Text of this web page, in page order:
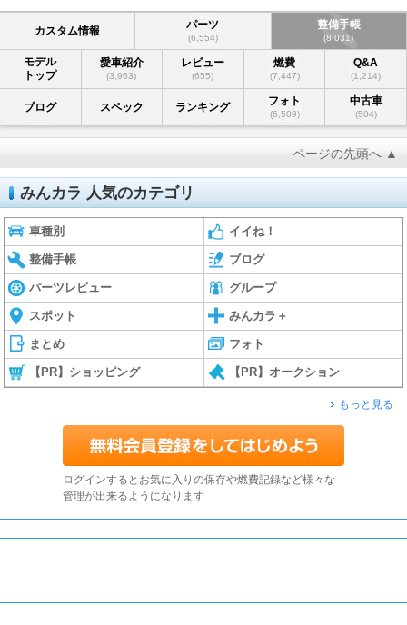
カスタム情報 パーツ
(6,554)
整備手帳
(8,031)
モデル
トップ
愛車紹介
(3,963)
レビュー
(655)
燃費
(7,447)
Q&A
(1,214)
ブログ スペック ランキング フォト
(6,509)
中古車
(504)
ページの先頭へ ▲
みんカラ 人気のカテゴリ
車種別 イイね！
整備手帳 ブログ
パーツレビュー グループ
スポット みんカラ＋
まとめ フォト
【PR】ショッピング 【PR】オークション
もっと見る
ログインするとお気に入りの保存や燃費記録など様々な
管理が出来るようになります